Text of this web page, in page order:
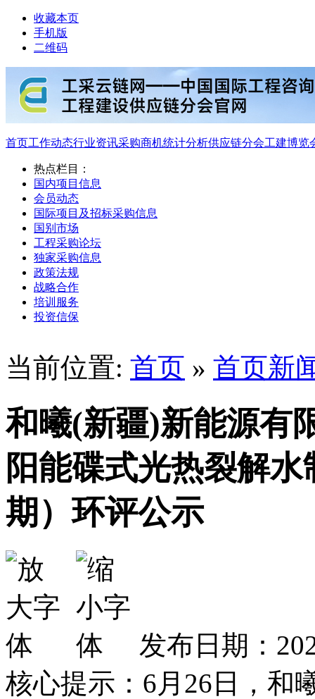
收藏本页
手机版
二维码
首页工作动态行业资讯采购商机统计分析供应链分会工建博览
热点栏目：
国内项目信息
会员动态
国际项目及招标采购信息
国别市场
工程采购论坛
独家采购信息
政策法规
战略合作
培训服务
投资信保
当前位置: 首页 » 首页新
和曦(新疆)新能源有
阳能碟式光热裂解
期）环评公示
发布日期：
核心提示：6月26日，和